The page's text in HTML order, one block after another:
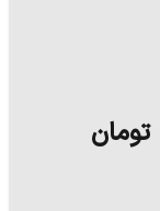
تومان